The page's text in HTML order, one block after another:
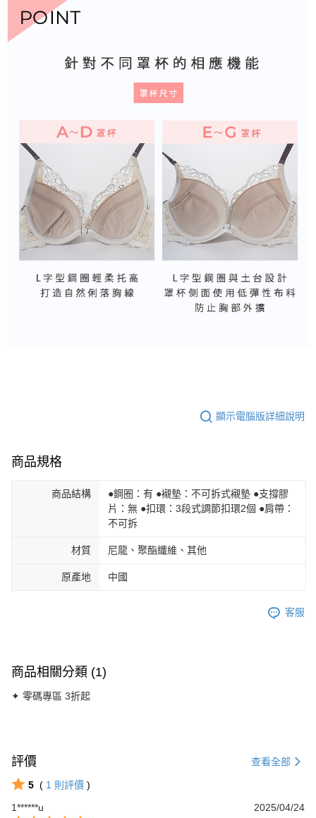
顯示電腦版詳細說明
商品規格
商品結構
●鋼圈：有 ●襯墊：不可拆式襯墊 ●支撐膠
片：無 ●扣環：3段式調節扣環2個 ●肩帶：
不可拆
材質 尼龍、聚酯纖維、其他
原產地 中國
客服
商品相關分類 (1)
✦ 零碼專區 3折起
評價 查看全部
5 ( 1 則評價 )
1******u
2025/04/24